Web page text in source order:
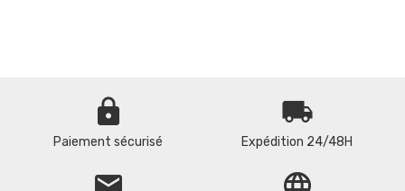
lock
Paiement sécurisé
local_shipping
Expédition 24/48H